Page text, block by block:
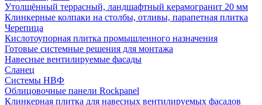
Утолщённый террасный, ландшафтный керамогранит 20 мм
Клинкерные колпаки на столбы, отливы, парапетная плитка
Черепица
Кислотоупорная плитка промышленного назначения
Готовые системные решения для монтажа
Навесные вентилируемые фасады
Сланец
Системы НВФ
Облицовочные панели Rockpanel
Клинкерная плитка для навесных вентилируемых фасадов